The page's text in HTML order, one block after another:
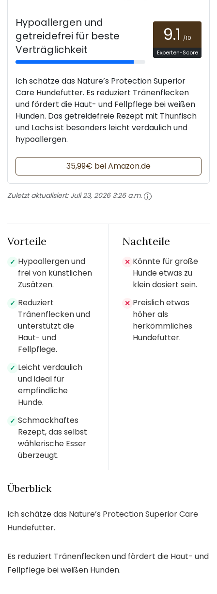
Hypoallergen und
getreidefrei für beste
Verträglichkeit
9.1 /10
Experten-Score
Ich schätze das Nature’s Protection Superior
Care Hundefutter. Es reduziert Tränenflecken
und fördert die Haut- und Fellpflege bei weißen
Hunden. Das getreidefreie Rezept mit Thunfisch
und Lachs ist besonders leicht verdaulich und
hypoallergen.
35,99€ bei Amazon.de
Zuletzt aktualisiert: Juli 23, 2026 3:26 a.m.
Vorteile
✓ Hypoallergen und
frei von künstlichen
Zusätzen.
✓ Reduziert
Tränenflecken und
unterstützt die
Haut- und
Fellpflege.
✓ Leicht verdaulich
und ideal für
empfindliche
Hunde.
✓ Schmackhaftes
Rezept, das selbst
wählerische Esser
überzeugt.
Nachteile
✕ Könnte für große
Hunde etwas zu
klein dosiert sein.
✕ Preislich etwas
höher als
herkömmliches
Hundefutter.
Überblick
Ich schätze das Nature’s Protection Superior Care
Hundefutter.
Es reduziert Tränenflecken und fördert die Haut- und
Fellpflege bei weißen Hunden.